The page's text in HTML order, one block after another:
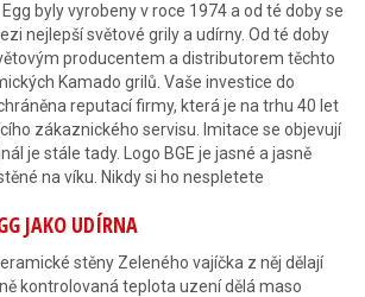
byly vyrobeny v roce 1974 a od té doby se
nejlepší světové grily a udírny. Od té doby
producentem a distributorem těchto
Kamado grilů. Vaše investice do
reputací firmy, která je na trhu 40 let
zákaznického servisu. Imitace se objevují
je stále tady. Logo BGE je jasné a jasně
na víku. Nikdy si ho nespletete
JAKO UDÍRNA
stěny Zeleného vajíčka z něj dělají
kontrolovaná teplota uzení dělá maso